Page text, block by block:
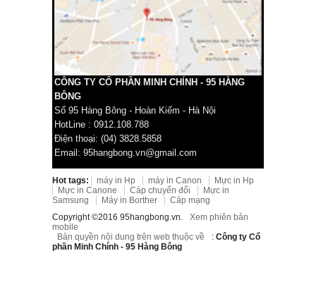
CÔNG TY CỔ PHẦN MINH CHÍNH - 95 HÀNG
BÔNG
Số 95 Hàng Bông - Hoàn Kiếm - Hà Nội
HotLine : 0912.108.788
Điện thoại: (04) 3828.5858
Email: 95hangbong.vn@gmail.com
Hot tags: máy in Hp máy in Canon
Mực in Hp
Mực in Canone
Cáp chuyển đổi
Mực in
Samsung
Máy in Borther
Cáp mạng
Copyright ©2016 95hangbong.vn.
Xem phiên bản
mobile
Bản quyền nội dung trên web thuộc về
: Công ty Cổ
phần Minh Chính - 95 Hàng Bông